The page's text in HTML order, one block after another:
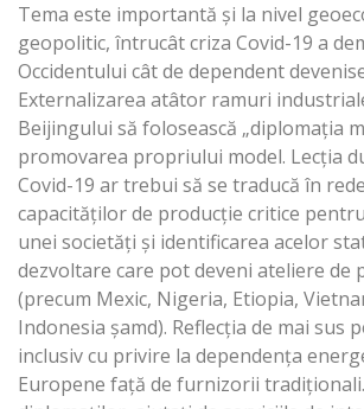
Tema este importantă și la nivel
geopolitic, întrucât criza Covid-19 a
Occidentului cât de dependent
Externalizarea atâtor ramuri
Beijingului să folosească „diplomația
promovarea propriului model. Lecția
Covid-19 ar trebui să se traducă în
capacităților de producție critice
unei societăți și identificarea acelor
dezvoltare care pot deveni ateliere de
(precum Mexic, Nigeria, Etiopia,
Indonesia șamd). Reflecția de mai sus
inclusiv cu privire la dependența
Europene față de furnizorii